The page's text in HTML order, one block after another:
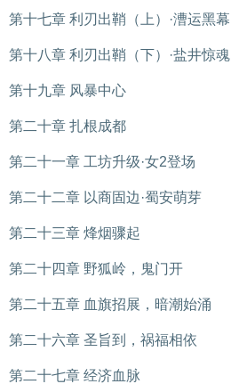
第十七章 利刃出鞘（上）·漕运黑幕
第十八章 利刃出鞘（下）·盐井惊魂
第十九章 风暴中心
第二十章 扎根成都
第二十一章 工坊升级·女2登场
第二十二章 以商固边·蜀安萌芽
第二十三章 烽烟骤起
第二十四章 野狐岭，鬼门开
第二十五章 血旗招展，暗潮始涌
第二十六章 圣旨到，祸福相依
第二十七章 经济血脉